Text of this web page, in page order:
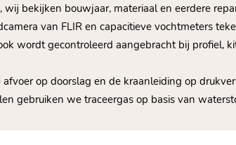
wij bekijken bouwjaar, materiaal en eerdere
van FLIR en capacitieve vochtmeters
wordt gecontroleerd aangebracht bij profiel,
op doorslag en de kraanleiding op
gebruiken we traceergas op basis van